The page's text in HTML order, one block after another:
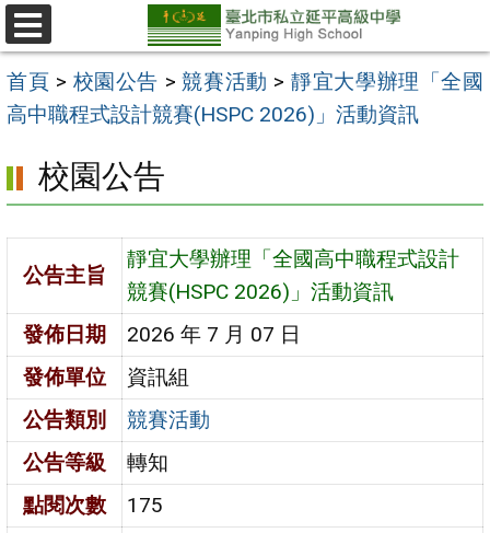
跳
至
主
要
區
選
單
首頁 > 校園公告 >競賽活動 > 靜宜大學辦理「全國
高中職程式設計競賽(HSPC 2026)」活動資訊
校園公告
公告主旨
靜宜大學辦理「全國高中職程式設計
競賽(HSPC 2026)」活動資訊
發佈日期
2026 年 7 月 07 日
發佈單位
資訊組
公告類別
競賽活動
公告等級
轉知
點閱次數
175